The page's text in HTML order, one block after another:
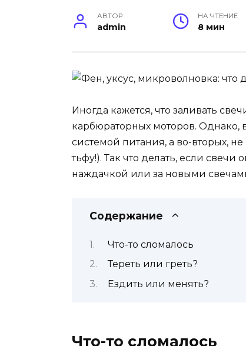
АВТОР
admin
НА ЧТЕНИЕ
8 мин
Иногда кажется, что заливать
карбюраторных моторов. Однако,
системой питания, а во-вторых,
тьфу!). Так что делать, если
наждачкой или за новыми
Содержание
Что-то сломалось
Тереть или греть?
Ездить или менять?
Что-то сломалось